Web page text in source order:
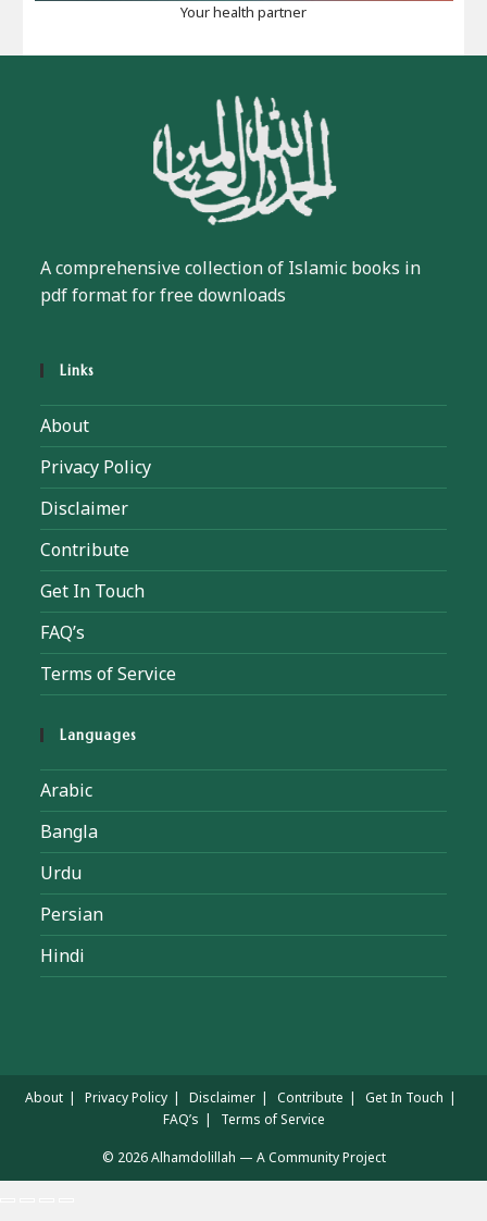
Your health partner
A comprehensive collection of Islamic books in
pdf format for free downloads
Links
About
Privacy Policy
Disclaimer
Contribute
Get In Touch
FAQ’s
Terms of Service
Languages
Arabic
Bangla
Urdu
Persian
Hindi
About Privacy Policy Disclaimer Contribute
Get In Touch
FAQ’s
Terms of Service
© 2026 Alhamdolillah — A Community Project